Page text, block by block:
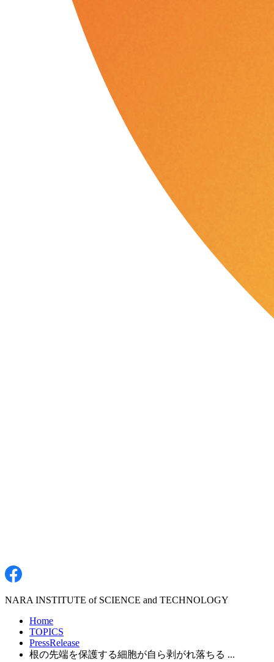
NARA INSTITUTE of SCIENCE and TECHNOLOGY
Home
TOPICS
PressRelease
根の先端を保護する細胞が自ら剥がれ落ちる ...